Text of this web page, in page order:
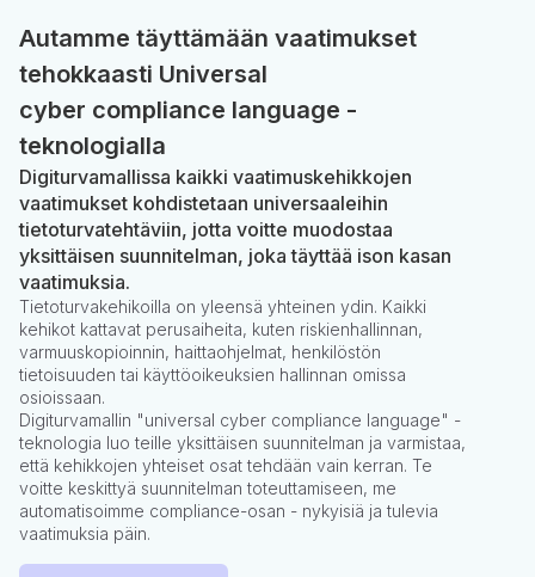
Autamme täyttämään vaatimukset
tehokkaasti Universal
cyber compliance language -
teknologialla
Digiturvamallissa kaikki vaatimuskehikkojen
vaatimukset kohdistetaan universaaleihin
tietoturvatehtäviin, jotta voitte muodostaa
yksittäisen suunnitelman, joka täyttää ison kasan
vaatimuksia.
Tietoturvakehikoilla on yleensä yhteinen ydin. Kaikki
kehikot kattavat perusaiheita, kuten riskienhallinnan,
varmuuskopioinnin, haittaohjelmat, henkilöstön
tietoisuuden tai käyttöoikeuksien hallinnan omissa
osioissaan.
Digiturvamallin "universal cyber compliance language" -
teknologia luo teille yksittäisen suunnitelman ja varmistaa,
että kehikkojen yhteiset osat tehdään vain kerran. Te
voitte keskittyä suunnitelman toteuttamiseen, me
automatisoimme compliance-osan - nykyisiä ja tulevia
vaatimuksia päin.